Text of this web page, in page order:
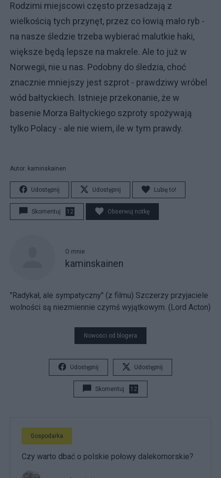
Rodzimi miejscowi często przesadzają z
wielkością tych przynęt, przez co łowią mało ryb -
na nasze śledzie trzeba wybierać malutkie haki,
większe będą lepsze na makrele. Ale to już w
Norwegii, nie u nas. Podobny do śledzia, choć
znacznie mniejszy jest szprot - prawdziwy wróbel
wód bałtyckiech. Istnieje przekonanie, że w
basenie Morza Bałtyckiego szproty spożywają
tylko Polacy - ale nie wiem, ile w tym prawdy.
Autor: kaminskainen
Udostępnij Udostępnij Lubię to!
Skomentuj 12 Obserwuj notkę
O mnie
kaminskainen
"Radykał, ale sympatyczny" (z filmu) Szczerzy przyjaciele
wolności są niezmiennie czymś wyjątkowym. (Lord Acton)
Nowości od blogera
Udostępnij Udostępnij
Skomentuj 12
Gospodarka
Czy warto dbać o polskie połowy dalekomorskie?